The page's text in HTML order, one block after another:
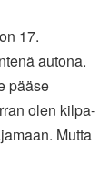
17.
autona.
pääse
olen kilpa-
Mutta